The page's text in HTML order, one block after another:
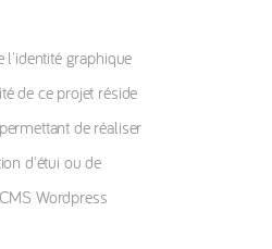
l'identité graphique
de ce projet réside
de réaliser
d'étui ou de
Wordpress